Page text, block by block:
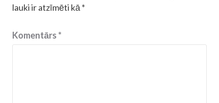
lauki ir atzīmēti kā *
Komentārs*